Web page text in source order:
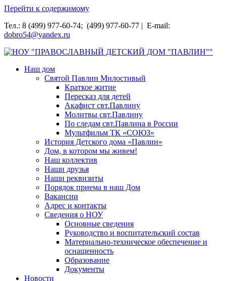
Перейти к содержимому
Тел.: 8 (499) 977-60-74; (499) 977-60-77 | E-mail:
dobro54@yandex.ru
НОУ "ПРАВОСЛАВНЫЙ ДЕТСКИЙ ДОМ "ПАВЛИН""
Наш дом
Святой Павлин Милостивый
Краткое житие
Пересказ для детей
Акафист свт.Павлину
Молитвы свт.Павлину
По следам свт.Павлина в России
Мультфильм ТК «СОЮЗ»
История Детского дома «Павлин»
Дом, в котором мы живем!
Наш коллектив
Наши друзья
Наши реквизиты
Порядок приема в наш Дом
Вакансии
Адрес и контакты
Сведения о НОУ
Основные сведения
Руководство и воспитательский состав
Материально-техническое обеспечение и
оснащенность
Образование
Документы
Новости